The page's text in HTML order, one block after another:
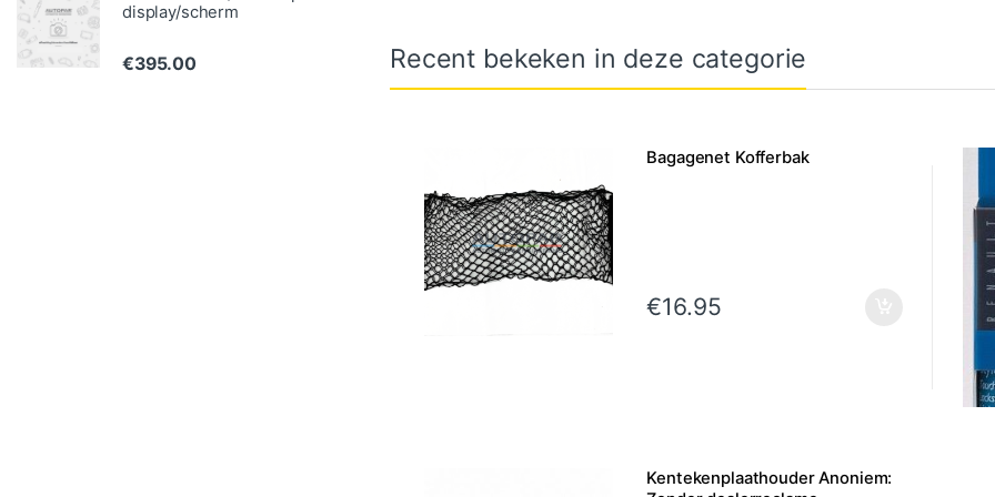
Recent bekeken in deze categorie
Bagagenet Kofferbak
€16.95
Kentekenplaathouder Anoniem:
display/scherm
€395.00